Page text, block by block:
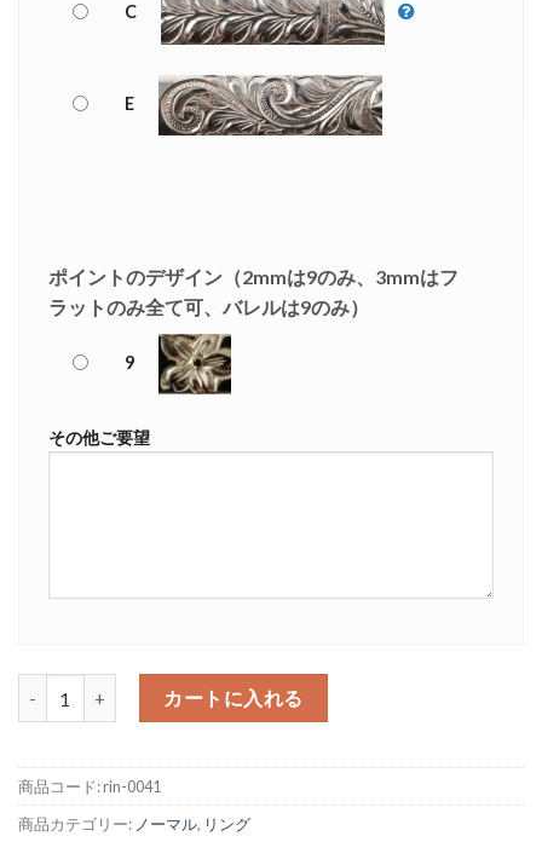
C
E
ポイントのデザイン（2mmは9のみ、3mmはフ
ラットのみ全て可、バレルは9のみ）
9
その他ご要望
ノーマルリング 2mm フラット 個
カートに入れる
商品コード:rin-0041
商品カテゴリー: ノーマル, リング